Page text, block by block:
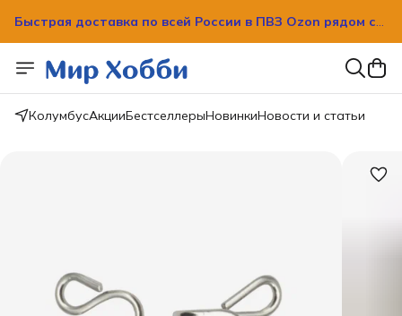
Быстрая доставка по всей России в ПВЗ Ozon рядом с
вашим домом!
Быстрая доставка по всей России в ПВЗ Ozon рядом с
вашим домом!
КолумбусАкцииБестселлерыНовинкиНовости и статьи